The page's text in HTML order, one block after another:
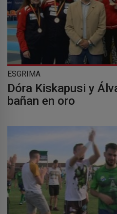
ESGRIMA
Dóra Kiskapusi y
bañan en oro